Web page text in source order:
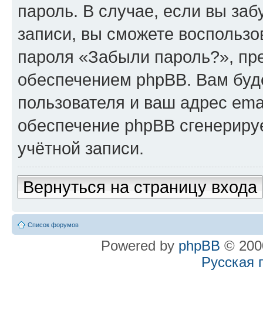
пароль. В случае, если вы
записи, вы сможете
пароля «Забыли пароль?»,
обеспечением phpBB. Вам
пользователя и ваш адрес
обеспечение phpBB
учётной записи.
Вернуться на страницу входа
Список форумов
Powered by phpBB ©
Русская